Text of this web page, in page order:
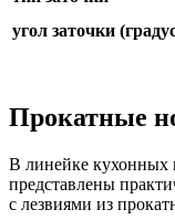
угол заточки
Прокатные
В линейке кухонных
представлены
с лезвиями из